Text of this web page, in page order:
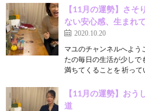
【11月の運勢】さ
ない安心感、生まれ
2020.10.20
マユのチャンネルへよう
たの毎日の生活が少しで
満ちてくることを 祈っ
【11月の運勢】お
道